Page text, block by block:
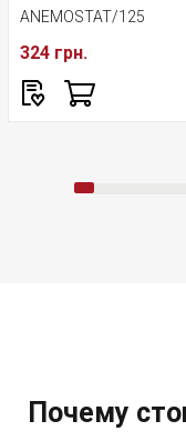
ANEMOSTAT/125
324 грн.
Почему